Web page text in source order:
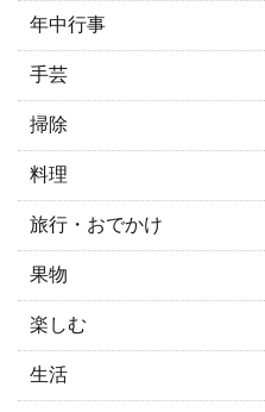
年中行事
手芸
掃除
料理
旅行・おでかけ
果物
楽しむ
生活